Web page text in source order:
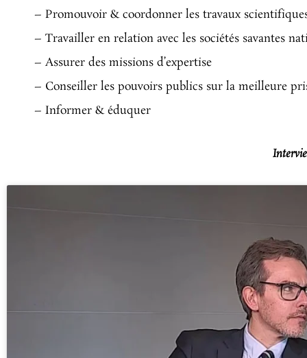
– Promouvoir & coordonner les travaux
– Travailler en relation avec les sociétés savantes
– Assurer des missions d’expertise
– Conseiller les pouvoirs publics sur la meilleure
– Informer & éduquer